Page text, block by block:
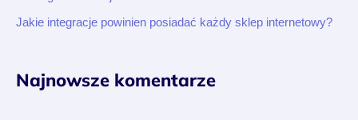
Jakie integracje powinien posiadać każdy sklep internetowy?
Najnowsze komentarze